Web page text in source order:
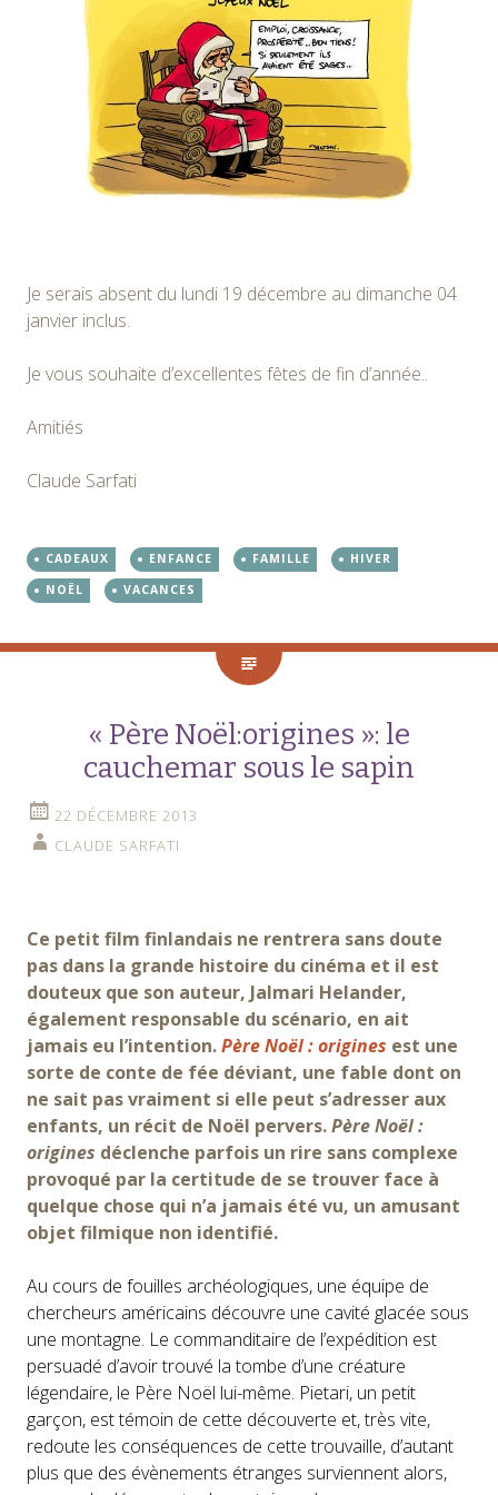
Je serais absent du lundi 19 décembre au dimanche 04
janvier inclus.
Je vous souhaite d’excellentes fêtes de fin d’année..
Amitiés
Claude Sarfati
CADEAUX ENFANCE FAMILLE
HIVER
NOËL
VACANCES
« Père Noël:origines »: le
cauchemar sous le sapin
22 DÉCEMBRE 2013
CLAUDE SARFATI
Ce petit film finlandais ne rentrera sans doute
pas dans la grande histoire du cinéma et il est
douteux que son auteur, Jalmari Helander,
également responsable du scénario, en ait
jamais eu l’intention.Père Noël : origines est une
sorte de conte de fée déviant, une fable dont on
ne sait pas vraiment si elle peut s’adresser aux
enfants, un récit de Noël pervers.Père Noël :
origines déclenche parfois un rire sans complexe
provoqué par la certitude de se trouver face à
quelque chose qui n’a jamais été vu, un amusant
objet filmique non identifié.
Au cours de fouilles archéologiques, une équipe de
chercheurs américains découvre une cavité glacée sous
une montagne. Le commanditaire de l’expédition est
persuadé d’avoir trouvé la tombe d’une créature
légendaire, le Père Noël lui-même. Pietari, un petit
garçon, est témoin de cette découverte et, très vite,
redoute les conséquences de cette trouvaille, d’autant
plus que des évènements étranges surviennent alors,